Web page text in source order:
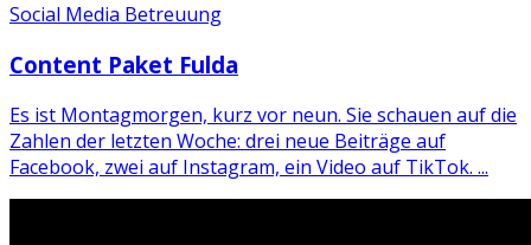
Social Media Betreuung
Content Paket Fulda
Es ist Montagmorgen, kurz vor neun. Sie schauen auf die
Zahlen der letzten Woche: drei neue Beiträge auf
Facebook, zwei auf Instagram, ein Video auf TikTok. ...